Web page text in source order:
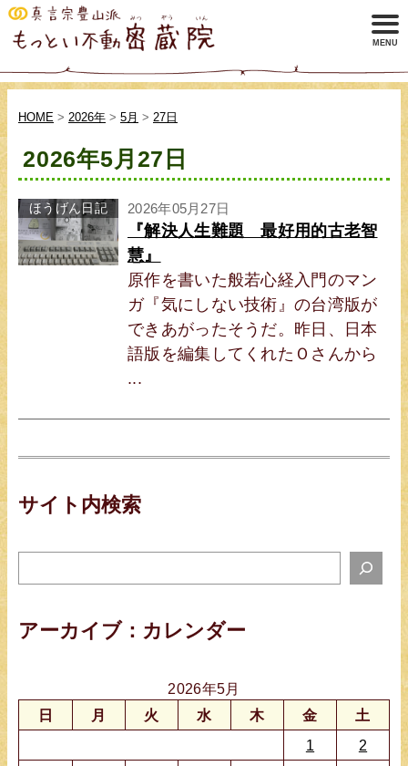
HOME > 2026年 > 5月 > 27日
2026年5月27日
ほうげん日記 2026年05月27日
『解決人生難題 最好用的古老智
慧』
原作を書いた般若心経入門のマン
ガ『気にしない技術』の台湾版が
できあがったそうだ。昨日、日本
語版を編集してくれたＯさんから
...
サイト内検索
イ
検
アーカイブ：カレンダー
2026年5月
日
月 火 水 木 金
土
1
2